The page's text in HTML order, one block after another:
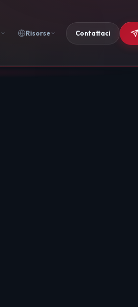
Risorse Contattaci